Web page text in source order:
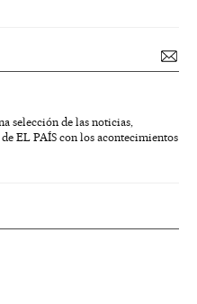
selección de las noticias,
EL PAÍS con los acontecimientos